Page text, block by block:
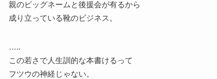
親のビッグネームと後援会が有るから
成り立っている靴のビジネス。
…..
この若さで人生訓的な本書けるって
フツウの神経じゃない。